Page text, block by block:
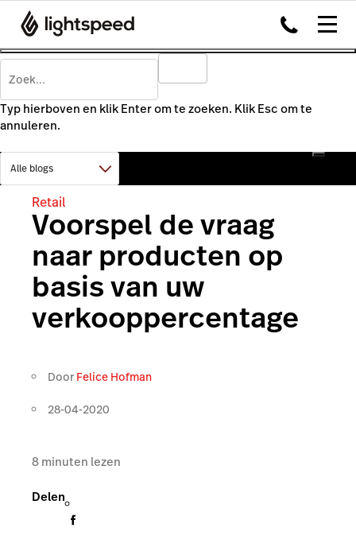
Typ hierboven en klik Enter om te zoeken. Klik Esc om te
annuleren.
Retail
Voorspel de vraag
naar producten op
basis van uw
verkooppercentage
Door Felice Hofman
28-04-2020
8minuten lezen
Delen